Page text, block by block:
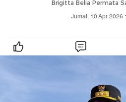
Brigitta Belia Permata
Jumat, 10 Apr 2026